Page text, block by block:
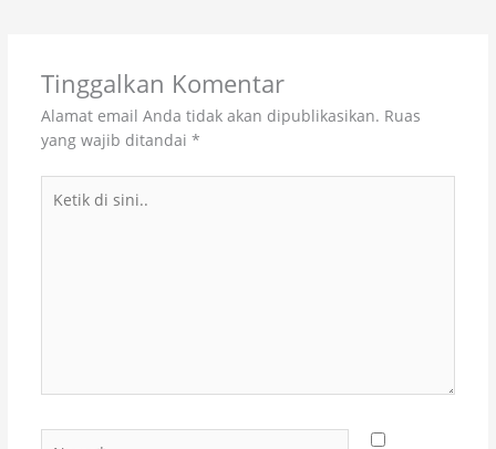
Tinggalkan Komentar
Alamat email Anda tidak akan dipublikasikan. Ruas
yang wajib ditandai *